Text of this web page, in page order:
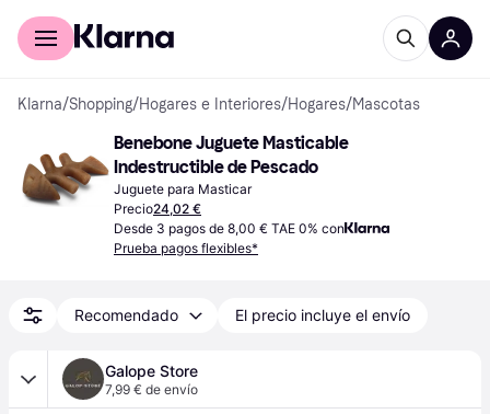
Comprar con Klarna
Klarna/Shopping/Hogares e Interiores/Hogares/Mascotas
Benebone Juguete Masticable
Indestructible de Pescado
Juguete para Masticar
Precio24,02 €
Desde 3 pagos de 8,00 € TAE 0% con
Prueba pagos flexibles*
Recomendado El precio incluye el envío
Galope Store
7,99 € de envío